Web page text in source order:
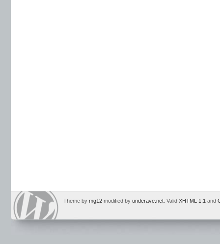
Theme by mg12 modified by underave.net . Valid XHTML 1.1 and